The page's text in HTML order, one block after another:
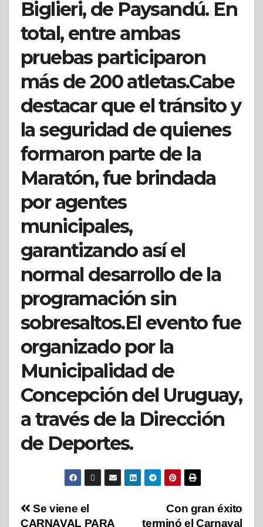
Biglieri, de Paysandú. En
total, entre ambas
pruebas participaron
más de 200 atletas.Cabe
destacar que el tránsito y
la seguridad de quienes
formaron parte de la
Maratón, fue brindada
por agentes
municipales,
garantizando así el
normal desarrollo de la
programación sin
sobresaltos.El evento fue
organizado por la
Municipalidad de
Concepción del Uruguay,
a través de la Dirección
de Deportes.
Con gran éxito
terminó el Carnaval
Se viene el
CARNAVAL PARA